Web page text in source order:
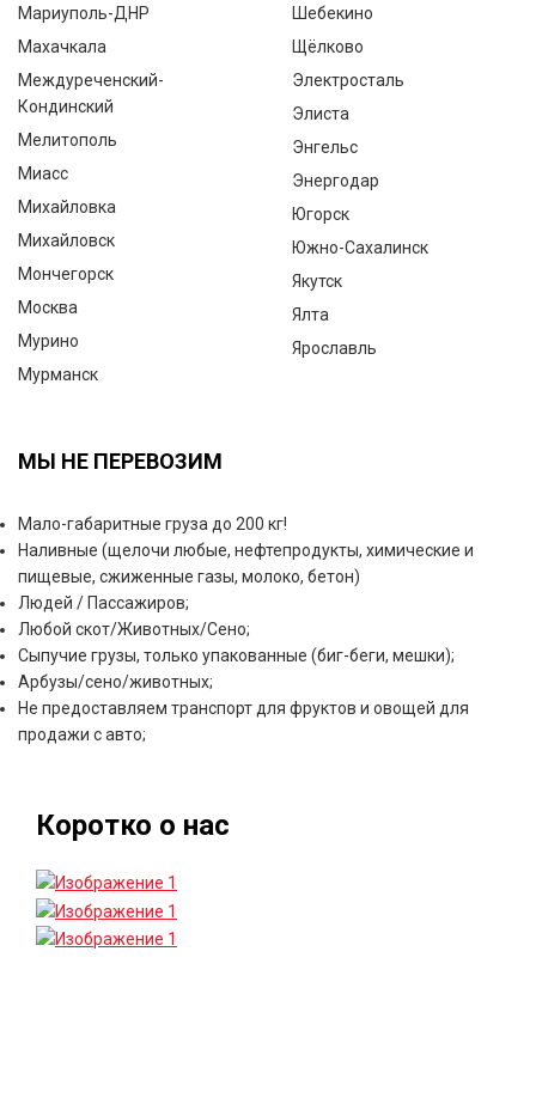
Мариуполь-ДНР
Махачкала
Междуреченский-
Кондинский
Мелитополь
Миасс
Михайловка
Михайловск
Мончегорск
Москва
Мурино
Мурманск
Шебекино
Щёлково
Электросталь
Элиста
Энгельс
Энергодар
Югорск
Южно-Сахалинск
Якутск
Ялта
Ярославль
МЫ НЕ ПЕРЕВОЗИМ
Мало-габаритные груза до 200 кг!
Наливные (щелочи любые, нефтепродукты, химические и
пищевые, сжиженные газы, молоко, бетон)
Людей / Пассажиров;
Любой скот/Животных/Сено;
Сыпучие грузы, только упакованные (биг-беги, мешки);
Арбузы/сено/животных;
Не предоставляем транспорт для фруктов и овощей для
продажи с авто;
Коротко о нас